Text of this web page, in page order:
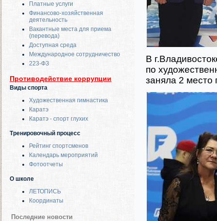
Платные услуги
Финансово-хозяйственная
деятельность
Вакантные места для приема
(перевода)
Доступная среда
Международное сотрудничество
223-ФЗ
Противодействие коррупции
Виды спорта
Художественная гимнастика
Каратэ
Каратэ - спорт глухих
Тренировочный процесс
Рейтинг спортсменов
Календарь мероприятий
Фотоотчеты
О школе
ЛЕТОПИСЬ
Координаты
Последние новости
В
по
заняла 2